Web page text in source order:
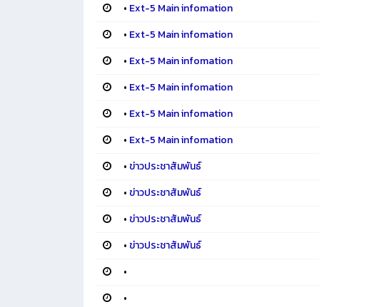
• Ext-5 Main infomation
• Ext-5 Main infomation
• Ext-5 Main infomation
• Ext-5 Main infomation
• Ext-5 Main infomation
• Ext-5 Main infomation
• ข่าวประชาสัมพันธ์
• ข่าวประชาสัมพันธ์
• ข่าวประชาสัมพันธ์
• ข่าวประชาสัมพันธ์
•
•